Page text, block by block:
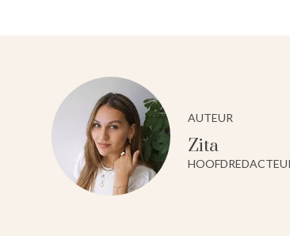
AUTEUR
Zita